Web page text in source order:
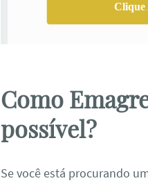
Clique
Como
possível?
Se você está procurando